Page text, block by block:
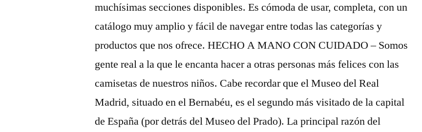
muchísimas secciones disponibles. Es cómoda de usar, completa, con un
catálogo muy amplio y fácil de navegar entre todas las categorías y
productos que nos ofrece. HECHO A MANO CON CUIDADO – Somos
gente real a la que le encanta hacer a otras personas más felices con las
camisetas de nuestros niños. Cabe recordar que el Museo del Real
Madrid, situado en el Bernabéu, es el segundo más visitado de la capital
de España (por detrás del Museo del Prado). La principal razón del